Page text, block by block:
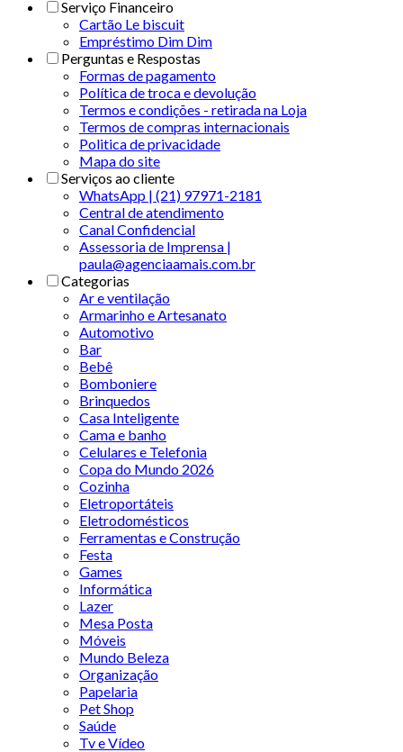
Serviço Financeiro
Cartão Le biscuit
Empréstimo Dim Dim
Perguntas e Respostas
Formas de pagamento
Política de troca e devolução
Termos e condições - retirada na Loja
Termos de compras internacionais
Politica de privacidade
Mapa do site
Serviços ao cliente
WhatsApp | (21) 97971-2181
Central de atendimento
Canal Confidencial
Assessoria de Imprensa |
paula@agenciaamais.com.br
Categorias
Ar e ventilação
Armarinho e Artesanato
Automotivo
Bar
Bebê
Bomboniere
Brinquedos
Casa Inteligente
Cama e banho
Celulares e Telefonia
Copa do Mundo 2026
Cozinha
Eletroportáteis
Eletrodomésticos
Ferramentas e Construção
Festa
Games
Informática
Lazer
Mesa Posta
Móveis
Mundo Beleza
Organização
Papelaria
Pet Shop
Saúde
Tv e Vídeo